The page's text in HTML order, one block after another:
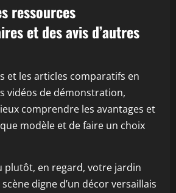
ressources
et des avis d’autres
et les articles comparatifs en
vidéos de démonstration,
comprendre les avantages et
modèle et de faire un choix
plutôt, en regard, votre jardin
digne d’un décor versaillais